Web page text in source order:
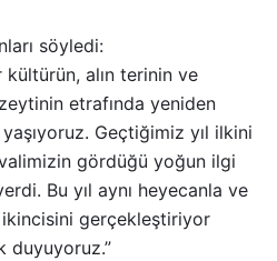
söyledi:
kültürün, alın terinin ve
etrafında yeniden
Geçtiğimiz yıl ilkini
gördüğü yoğun ilgi
Bu yıl aynı heyecanla ve
ikincisini gerçekleştiriyor
duyuyoruz.”